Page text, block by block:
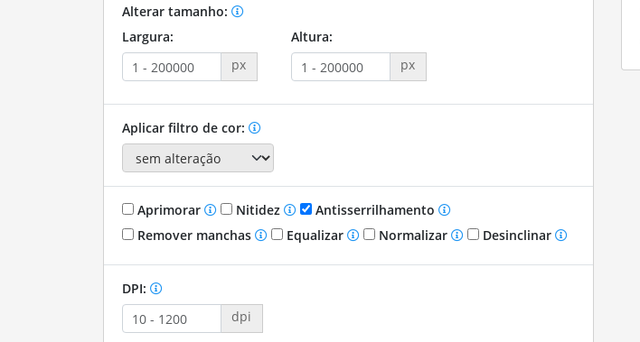
Alterar tamanho:
Largura:
px
Altura:
px
Aplicar filtro de cor:
Aprimorar Nitidez
Antisserrilhamento
Remover manchas
Equalizar Normalizar Desinclinar
DPI:
dpi